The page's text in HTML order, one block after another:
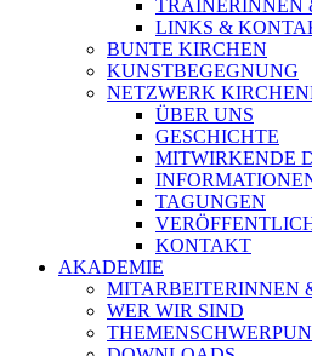
TRAINERINNEN
LINKS &
BUNTE KIRCHEN
KUNSTBEGEGNUNG
NETZWERK
ÜBER UNS
GESCHICHTE
MITWIRKENDE
TAGUNGEN
KONTAKT
AKADEMIE
MITARBEITERINNEN
WER WIR SIND